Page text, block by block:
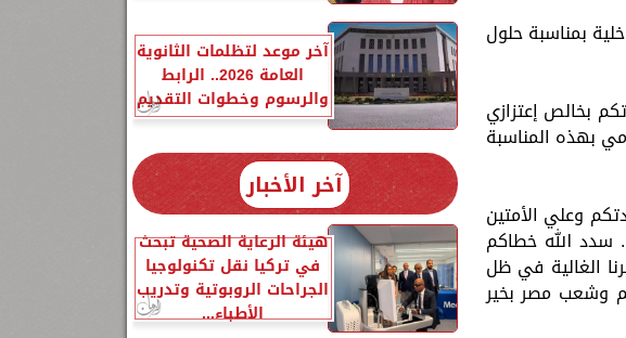
بمناسبة حلول
بخالص إعتزازي
بهذه المناسبة
وعلي الأمتين
.. سدد الله خطاكم
الغالية في ظل
وشعب مصر بخير
آخر موعد لتظلمات الثانوية
العامة 2026.. الرابط
والرسوم وخطوات التقديم
آخر الأخبار
هيئة الرعاية الصحية تبحث
في تركيا نقل تكنولوجيا
الجراحات الروبوتية وتدريب
الأطباء...